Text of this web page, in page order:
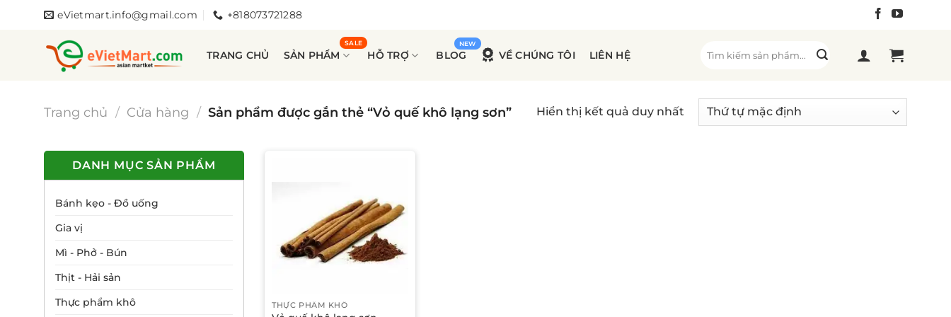
eVietmart.info@gmail.com +818073721288
TRANG CHỦ SẢN PHẨM HỖ TRỢ BLOG VỀ CHÚNG TÔI LIÊN HỆ
kiếm:
Trang chủ / Cửa hàng / Sản phẩm được gắn thẻ “Vỏ quế khô lạng sơn” Hiển thị kết quả duy nhất
DANH MỤC SẢN PHẨM
Bánh kẹo - Đồ uống
Gia vị
Mì - Phở - Bún
Thịt - Hải sản
Thực phẩm khô
THỰC PHẨM KHÔ